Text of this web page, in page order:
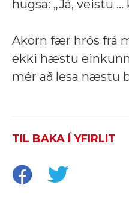
hugsa: „Já, veistu ...
Akörn fær hrós frá
ekki hæstu
mér að lesa næstu
TIL BAKA Í YFIRLIT